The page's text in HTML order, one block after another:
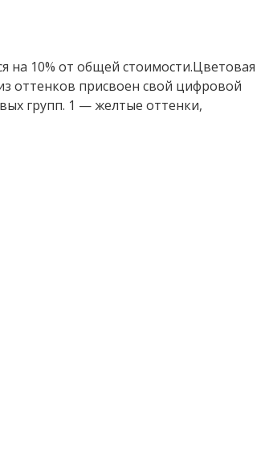
на 10% от общей стоимости.Цветовая
оттенков присвоен свой цифровой
групп. 1 — желтые оттенки,